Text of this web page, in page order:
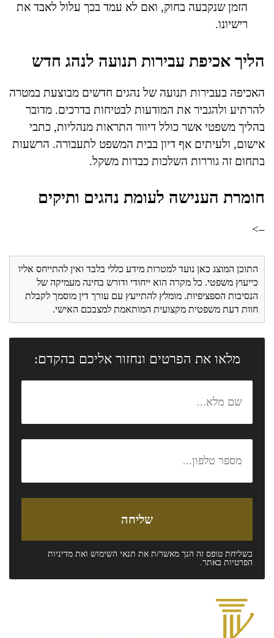
הזמן שנקבעה בחוק, ואם לא עמד בכך עלול לאבד את
רישיונו.
הליך אכיפת עבירות תנועה לנהג חדש
האכיפה בעבירות תנועה של נהגים חדשים מבוצעת במטרה
להרתיע ולהגביר את המודעות לבטיחות בדרכים. מדובר
בהליך משפטי אשר כולל דיוור התראות מנהליות, כתבי
אישום, ולעיתים אף דיון בבית המשפט לתעבורה. הרשעות
בתחום זה גוררות השלכות כבדות משקל.
חומרת הענישה לעומת נהגים ותיקים
–>
התוכן המוצג כאן נועד למטרות מידע כללי בלבד ואין להתייחס אליו
כייעוץ משפטי. כל מקרה הוא ייחודי ודורש בחינה מעמיקה של
הנסיבות הספציפיות. מומלץ להתייעץ עם עורך דין מוסמך לקבלת
חוות דעת משפטית מקצועית המותאמת למצבכם האישי.
מלאו את הפרטים ונחזור אליכם בהקדם:
בשליחת טופס זה הנך מאשר/ת את תנאי השימוש ואת מדיניות
הפרטיות באתר.